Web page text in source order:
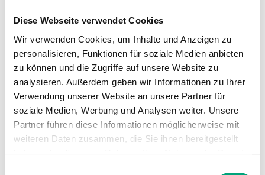
Diese Webseite verwendet Cookies
Wir verwenden Cookies, um Inhalte und Anzeigen zu
personalisieren, Funktionen für soziale Medien anbieten
zu können und die Zugriffe auf unsere Website zu
analysieren. Außerdem geben wir Informationen zu Ihrer
Verwendung unserer Website an unsere Partner für
soziale Medien, Werbung und Analysen weiter. Unsere
Partner führen diese Informationen möglicherweise mit
weiteren Daten zusammen, die Sie ihnen bereitgestellt
Anschluss G2"
Medientemperatur
Ventiltyp 2-Wege